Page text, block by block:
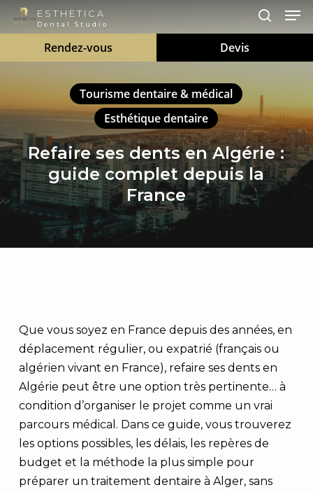
content
Tourisme dentaire & médical
Esthétique dentaire
Refaire ses dents en Algérie :
guide complet depuis la
France
Que vous soyez en France depuis des années, en
déplacement régulier, ou expatrié (français ou
algérien vivant en France), refaire ses dents en
Algérie peut être une option très pertinente… à
condition d’organiser le projet comme un vrai
parcours médical. Dans ce guide, vous trouverez
les options possibles, les délais, les repères de
budget et la méthode la plus simple pour
préparer un traitement dentaire à Alger, sans
Rendez-vous Devis
Menu